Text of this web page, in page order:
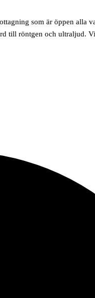
som är öppen alla
till röntgen och ultraljud.